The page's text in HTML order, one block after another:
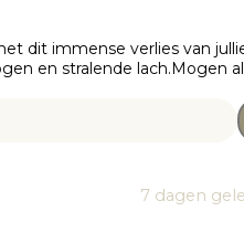
dit immense verlies van
en stralende lach.Mogen
7 dagen